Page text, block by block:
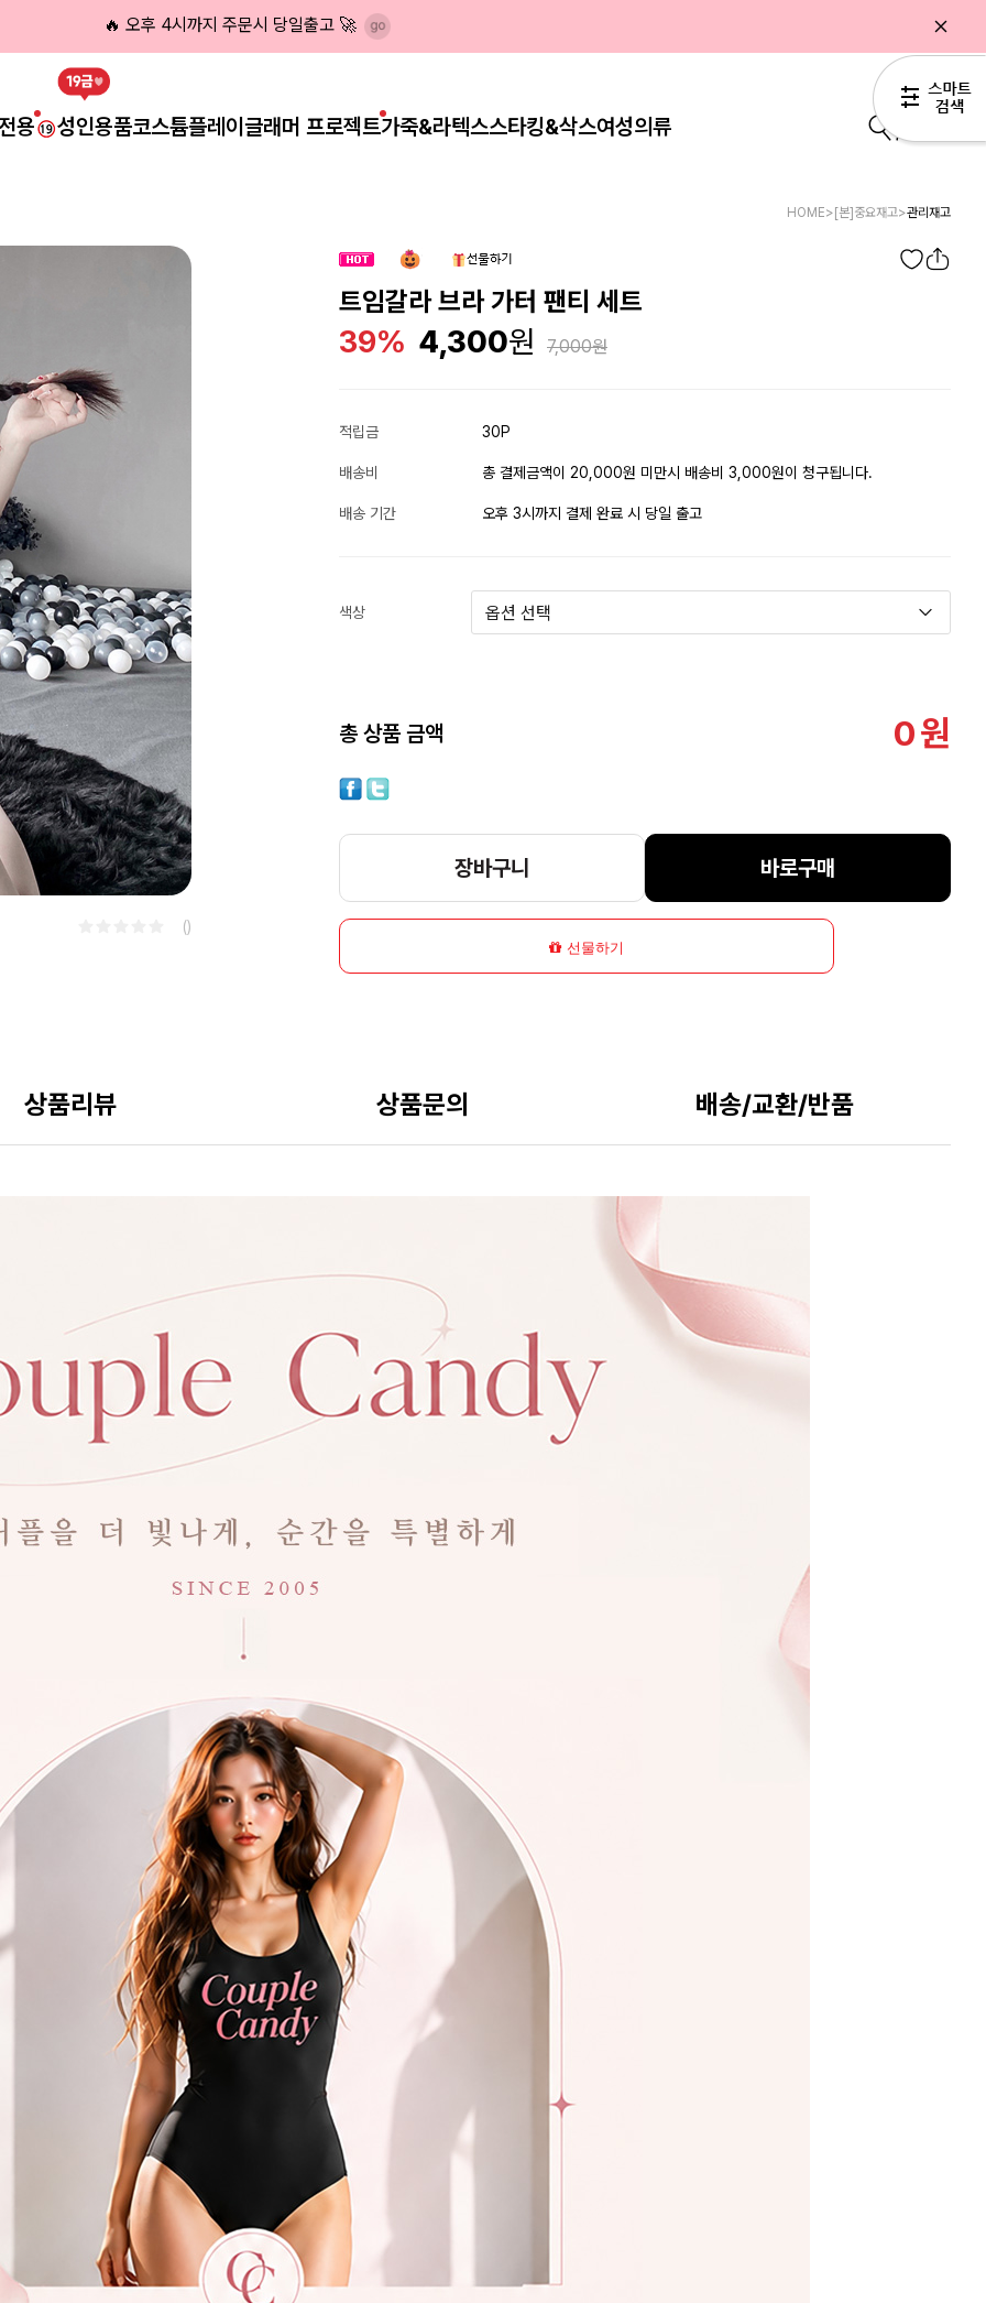
🔥 오후 4시까지 주문시 당일출고 🚀
용 성인용품코스튬플레이 글래머 프로젝트가죽&라텍스스타킹&삭스여성의류
HOME> [본]중요재고>관리재고
()
트임갈라 브라 가터 팬티 세트
39% 4,300 7,000
적립금 30P
배송비 총 결제금액이 20,000원 미만시 배송비 3,000원이 청구됩니다.
배송 기간 오후 3시까지 결제 완료 시 당일 출고
색상
총 상품 금액 0원
장바구니 바로구매
선물하기
상품리뷰 상품문의 배송/교환/반품